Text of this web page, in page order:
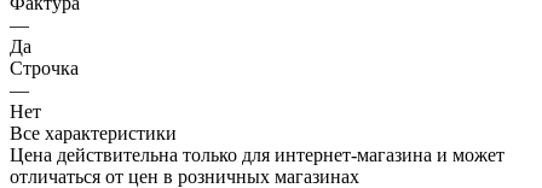
—
Да
Строчка
—
Нет
Все характеристики
Цена действительна только для интернет-магазина и может
отличаться от цен в розничных магазинах